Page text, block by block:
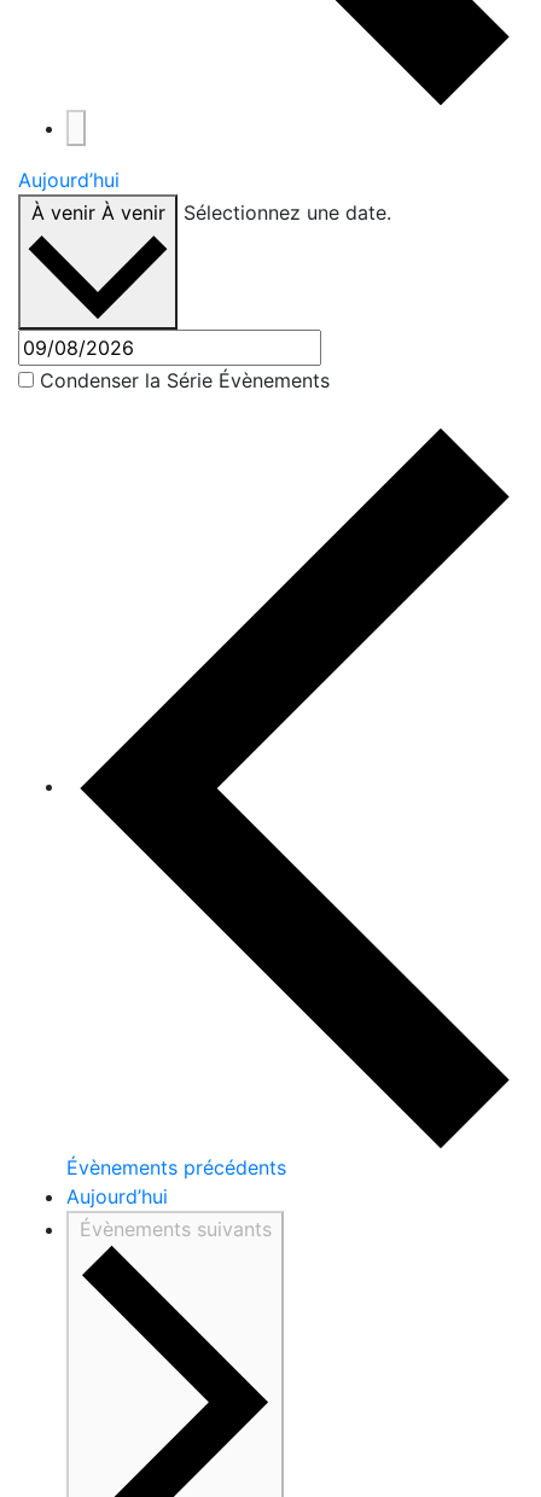
Aujourd’hui
À venir À venir Sélectionnez une date.
Condenser la Série Évènements
Évènements précédents
Aujourd’hui
Évènementssuivants